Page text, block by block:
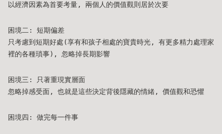
以經濟因素為首要考量, 兩個人的價值觀則居於次要
困境二: 短期偏差
只考慮到短期好處(享有和孩子相處的寶貴時光, 有更多精力處理家
裡的各種瑣事), 忽略掉長期影響
困境三: 只著重現實層面
忽略掉感受面, 也就是這些決定背後隱藏的情緒, 價值觀和恐懼
困境四: 做完每一件事